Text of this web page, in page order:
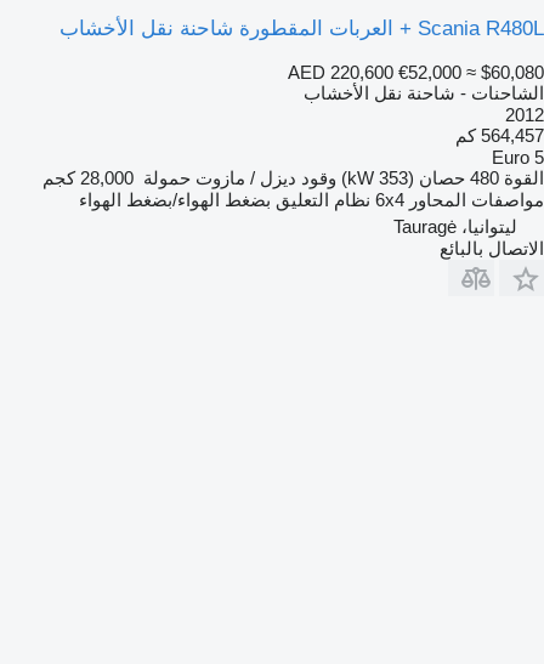
Scania R480L + العربات المقطورة شاحنة نقل الأخشاب
AED 220,600 €52,000 ≈ $60,080
الشاحنات - شاحنة نقل الأخشاب
2012
564,457 كم
Euro 5
القوة 480 حصان (353 kW) وقود ديزل / مازوت حمولة 28,000 كجم
مواصفات المحاور 6x4 نظام التعليق بضغط الهواء/بضغط الهواء
ليتوانيا، Tauragė
الاتصال بالبائع